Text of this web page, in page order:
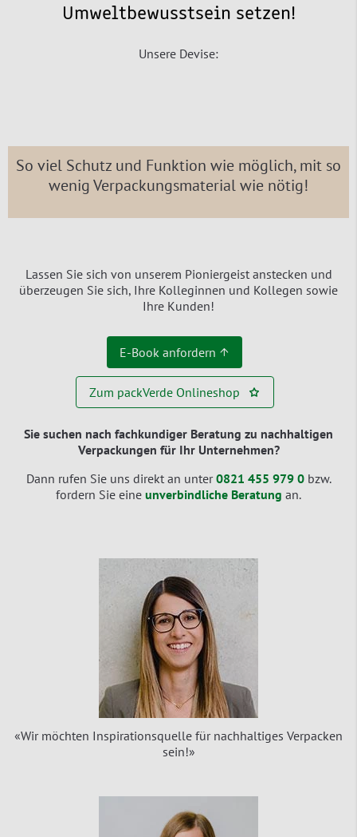
Umweltbewusstsein setzen!
Unsere Devise:
So viel Schutz und Funktion wie möglich, mit so
wenig Verpackungsmaterial wie nötig!
Lassen Sie sich von unserem Pioniergeist anstecken und
überzeugen Sie sich, Ihre Kolleginnen und Kollegen sowie
Ihre Kunden!
E-Book anfordern ↑
Zum packVerde Onlineshop
Sie suchen nach fachkundiger Beratung zu nachhaltigen
Verpackungen für Ihr Unternehmen?
Dann rufen Sie uns direkt an unter0821 455 979 0bzw.
fordern Sie eine unverbindliche Beratung an.
«Wir möchten Inspirationsquelle für nachhaltiges Verpacken
sein!»